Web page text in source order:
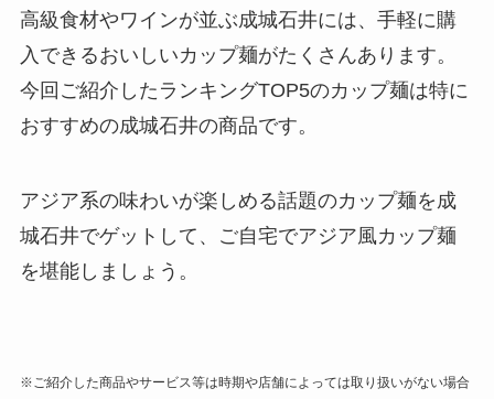
高級食材やワインが並ぶ成城石井には、手軽に購
入できるおいしいカップ麺がたくさんあります。
今回ご紹介したランキングTOP5のカップ麺は特に
おすすめの成城石井の商品です。
アジア系の味わいが楽しめる話題のカップ麺を成
城石井でゲットして、ご自宅でアジア風カップ麺
を堪能しましょう。
※ご紹介した商品やサービス等は時期や店舗によっては取り扱いがない場合